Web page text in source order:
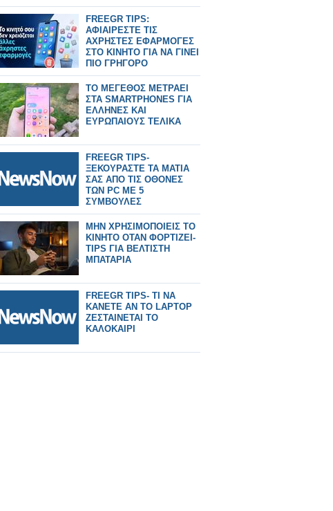
FREEGR TIPS:
ΑΦΙΑΙΡΕΣΤΕ ΤΙΣ
ΑΧΡΗΣΤΕΣ ΕΦΑΡΜΟΓΕΣ
ΣΤΟ ΚΙΝΗΤΟ ΓΙΑ ΝΑ ΓΙΝΕΙ
ΠΙΟ ΓΡΗΓΟΡΟ
ΤΟ ΜΕΓΕΘΟΣ ΜΕΤΡΑΕΙ
ΣΤΑ SMARTPHONES ΓΙΑ
ΕΛΛΗΝΕΣ ΚΑΙ
ΕΥΡΩΠΑΙΟΥΣ ΤΕΛΙΚΑ
FREEGR TIPS-
ΞΕΚΟΥΡΑΣΤΕ ΤΑ ΜΑΤΙΑ
ΣΑΣ ΑΠΟ ΤΙΣ ΟΘΟΝΕΣ
ΤΩΝ PC ME 5
ΣΥΜΒΟΥΛΕΣ
ΜΗΝ ΧΡΗΣΙΜΟΠΟΙΕΙΣ ΤΟ
ΚΙΝΗΤΟ ΟΤΑΝ ΦΟΡΤΙΖΕΙ-
TIPS ΓΙΑ ΒΕΛΤΙΣΤΗ
ΜΠΑΤΑΡΙΑ
FREEGR TIPS- ΤΙ ΝΑ
ΚΑΝΕΤΕ ΑΝ ΤΟ LAPTOP
ΖΕΣΤΑΙΝΕΤΑΙ ΤΟ
ΚΑΛΟΚΑΙΡΙ